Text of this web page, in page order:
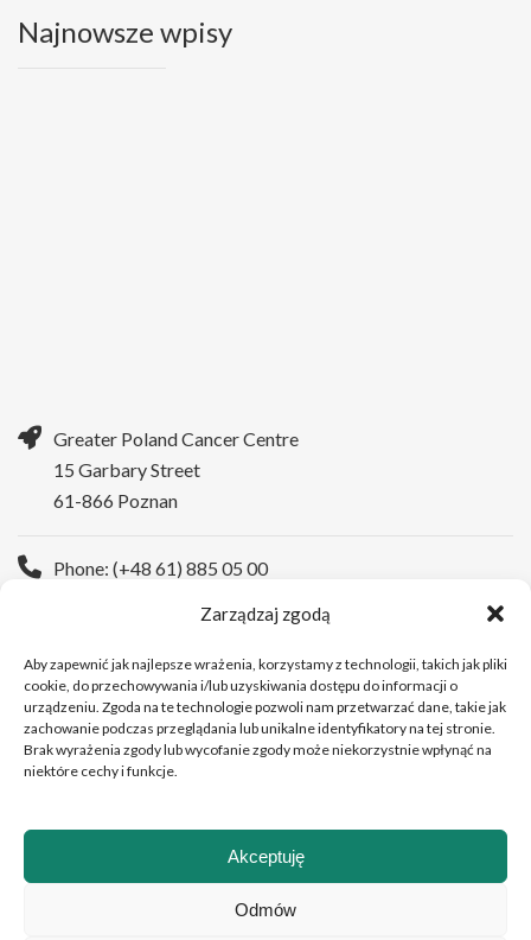
Zarządzaj zgodą
Aby zapewnić jak najlepsze wrażenia, korzystamy z technologii, takich jak pliki
cookie, do przechowywania i/lub uzyskiwania dostępu do informacji o
urządzeniu. Zgoda na te technologie pozwoli nam przetwarzać dane, takie jak
zachowanie podczas przeglądania lub unikalne identyfikatory na tej stronie.
Brak wyrażenia zgody lub wycofanie zgody może niekorzystnie wpłynąć na
niektóre cechy i funkcje.
Akceptuję
Odmów
Najnowsze wpisy
Greater Poland Cancer Centre
15 Garbary Street
61-866 Poznan
Phone: (+48 61) 885 05 00
Copyright © 2026Greater Poland Cancer Centre